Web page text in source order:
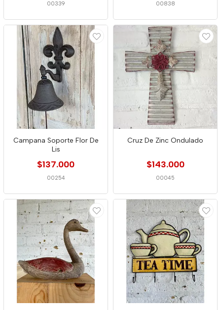
00339 00838
Campana Soporte Flor De
Lis
$137.000
00254
Cruz De Zinc Ondulado
$143.000
00045